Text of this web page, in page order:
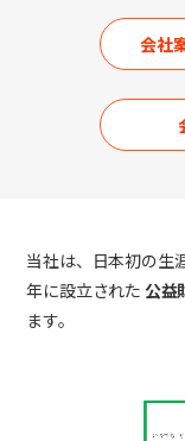
会社
当社は、日本初の生
年に設立された 公益
ます。